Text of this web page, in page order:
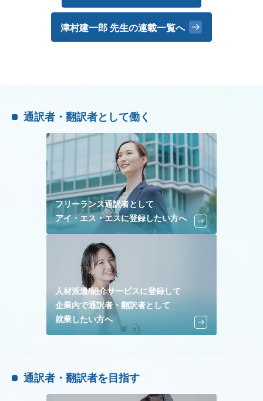
津村建一郎 先生の連載一覧へ
通訳者・翻訳者として働く
フリーランス通訳者として
アイ・エス・エスに登録したい方へ
人材派遣/紹介サービスに登録して
企業内で通訳者・翻訳者として
就業したい方へ
通訳者・翻訳者を目指す